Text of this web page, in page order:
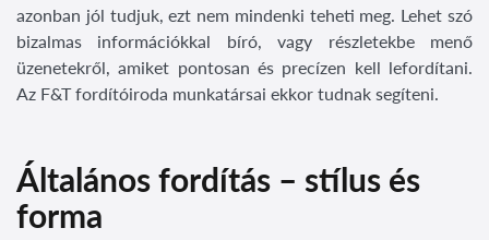
azonban jól tudjuk, ezt nem mindenki teheti meg. Lehet szó
bizalmas információkkal bíró, vagy részletekbe menő
üzenetekről, amiket pontosan és precízen kell lefordítani.
Az F&T fordítóiroda munkatársai ekkor tudnak segíteni.
Általános fordítás – stílus és
forma